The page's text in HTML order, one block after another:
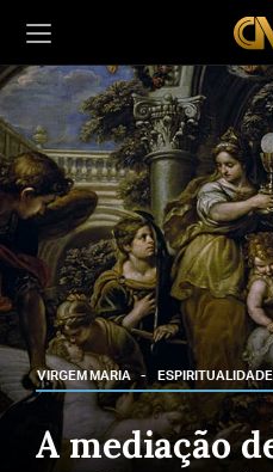
VIRGEM MARIA ESPIRITUALIDADE
A mediação